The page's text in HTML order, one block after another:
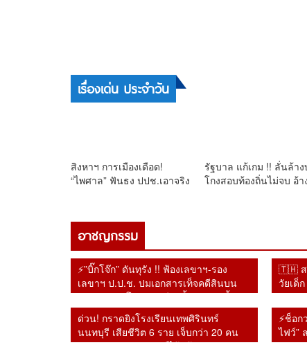
เรื่องเด่น ประจำวัน
อีก ยอมรับติดกับคำวินิจฉัยศาล
สิงหาฯ การเมืองเดือด!
“ไพศาล” ฟันธง ปปช.เอาจริง
รัฐบาล แก้เกม !! ลั่นล้าง
โกงสอบท้องถิ่นไม่จบ อ้า
อาชญกรรม
⚡”บิ๊กโจ๊ก” ดันทุรัง !! ฟ้องเลขาฯ-รอง
เลขาฯ ป.ป.ช. ปมเอกสารเท็จคดีสินบน
ทองคำ หลังโดนศาลฎีกาตั้งองคณะชี้มูล
ความผิดไปแล้ว
🇹🇭 สะ
วัยเด็
ด่วน! กราดยิงโรงเรียนเทพศิรินทร์
นนทบุรี เสียชีวิต 6 ราย เจ็บกว่า 20 คน
ตำรวจคุมสถานการณ์ได้แล้ว
⚡ช็อ
ไฟว์”
ปริศน